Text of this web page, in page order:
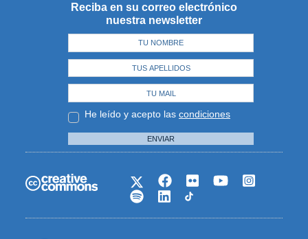
Reciba en su correo electrónico
nuestra newsletter
He leído y acepto las condiciones
ENVIAR